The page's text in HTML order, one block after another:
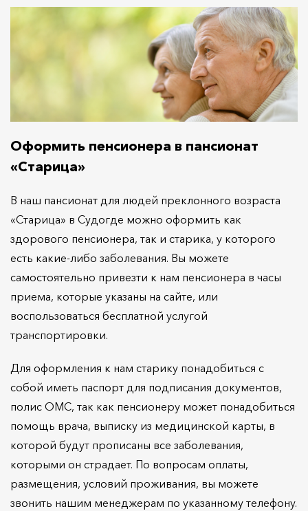
Оформить пенсионера в пансионат
«Старица»
В наш пансионат для людей преклонного возраста
«Старица» в Судогде можно оформить как
здорового пенсионера, так и старика, у которого
есть какие-либо заболевания. Вы можете
самостоятельно привезти к нам пенсионера в часы
приема, которые указаны на сайте, или
воспользоваться бесплатной услугой
транспортировки.
Для оформления к нам старику понадобиться с
собой иметь паспорт для подписания документов,
полис ОМС, так как пенсионеру может понадобиться
помощь врача, выписку из медицинской карты, в
которой будут прописаны все заболевания,
которыми он страдает. По вопросам оплаты,
размещения, условий проживания, вы можете
звонить нашим менеджерам по указанному телефону.